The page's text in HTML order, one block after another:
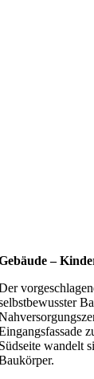
–
Südseite wandelt